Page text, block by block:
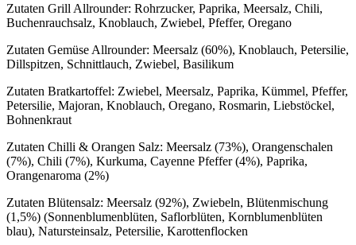
Zutaten Grill Allrounder: Rohrzucker, Paprika, Meersalz, Chili,
Buchenrauchsalz, Knoblauch, Zwiebel, Pfeffer, Oregano
Zutaten Gemüse Allrounder: Meersalz (60%), Knoblauch, Petersilie,
Dillspitzen, Schnittlauch, Zwiebel, Basilikum
Zutaten Bratkartoffel: Zwiebel, Meersalz, Paprika, Kümmel, Pfeffer,
Petersilie, Majoran, Knoblauch, Oregano, Rosmarin, Liebstöckel,
Bohnenkraut
Zutaten Chilli & Orangen Salz: Meersalz (73%), Orangenschalen
(7%), Chili (7%), Kurkuma, Cayenne Pfeffer (4%), Paprika,
Orangenaroma (2%)
Zutaten Blütensalz: Meersalz (92%), Zwiebeln, Blütenmischung
(1,5%) (Sonnenblumenblüten, Saflorblüten, Kornblumenblüten
blau), Natursteinsalz, Petersilie, Karottenflocken